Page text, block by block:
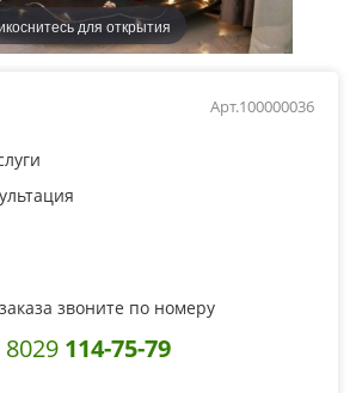
для открытия
Арт.100000036
звоните по номеру
8029 114-75-79